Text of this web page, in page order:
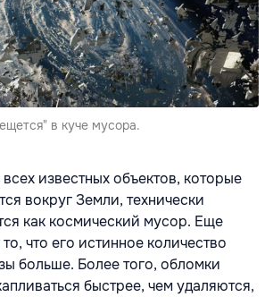
в куче мусора.
известных объектов, которые
вокруг Земли, технически
как космический мусор. Еще
что его истинное количество
больше. Более того, обломки
быстрее, чем удаляются,